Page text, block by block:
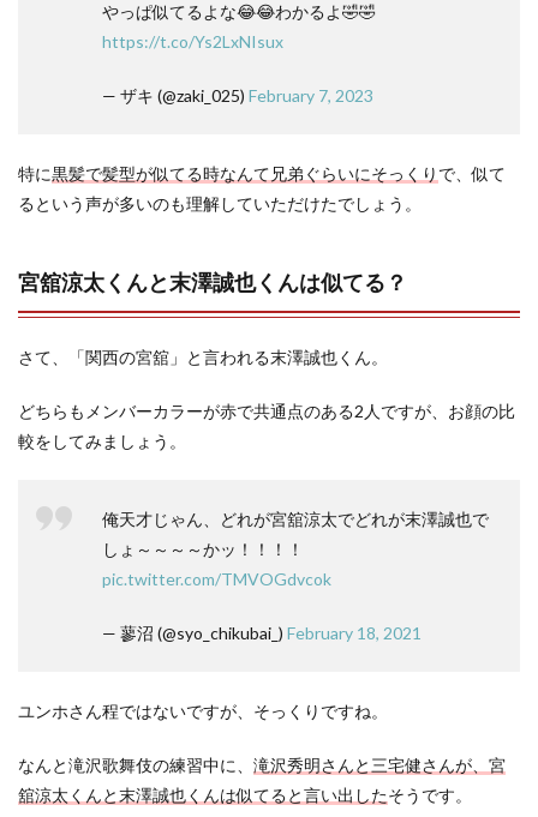
やっぱ似てるよな😂😂わかるよ🤣🤣
https://t.co/Ys2LxNIsux
— ザキ (@zaki_025) February 7, 2023
特に黒髪で髪型が似てる時なんて兄弟ぐらいにそっくり で、似て
るという声が多いのも理解していただけたでしょう。
宮舘涼太くんと末澤誠也くんは似てる？
さて、「関西の宮舘」と言われる末澤誠也くん。
どちらもメンバーカラーが赤で共通点のある2人ですが、お顔の比
較をしてみましょう。
俺天才じゃん、どれが宮舘涼太でどれが末澤誠也で
しょ～～～～かッ！！！！
pic.twitter.com/TMVOGdvcok
— 蓼沼 (@syo_chikubai_) February 18, 2021
ユンホさん程ではないですが、そっくりですね。
なんと滝沢歌舞伎の練習中に、 滝沢秀明さんと三宅健さんが、宮
舘涼太くんと末澤誠也くんは似てると言い出したそうです。